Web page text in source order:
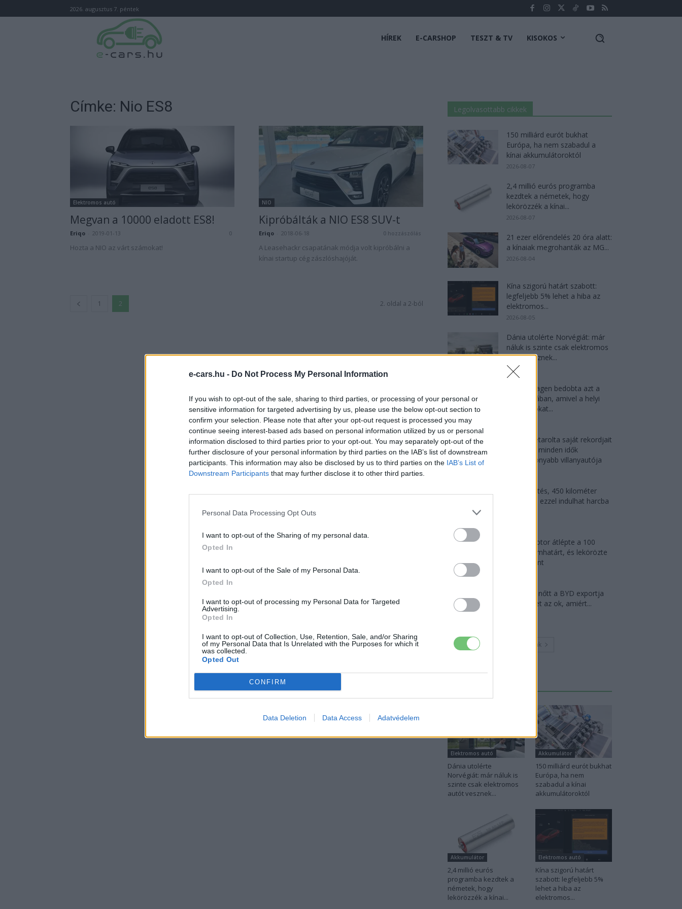
e-cars.hu - Do Not Process My Personal Information
If you wish to opt-out of the sale, sharing to third parties, or processing of your personal or
sensitive information for targeted advertising by us, please use the below opt-out section to
confirm your selection. Please note that after your opt-out request is processed you may
continue seeing interest-based ads based on personal information utilized by us or personal
information disclosed to third parties prior to your opt-out. You may separately opt-out of the
further disclosure of your personal information by third parties on the IAB’s list of downstream
participants. This information may also be disclosed by us to third parties on the IAB’s List of
Downstream Participants that may further disclose it to other third parties.
Personal Data Processing Opt Outs
I want to opt-out of the Sharing of my personal data.
Opted In
I want to opt-out of the Sale of my Personal Data.
Opted In
I want to opt-out of processing my Personal Data for Targeted
Advertising.
Opted In
I want to opt-out of Collection, Use, Retention, Sale, and/or Sharing
of my Personal Data that Is Unrelated with the Purposes for which it
was collected.
Opted Out
CONFIRM
Data Deletion Data Access Adatvédelem
2026. augusztus 7. péntek
HÍREK E-CARSHOP TESZT & TV KISOKOS
Címke: Nio ES8
Elektromos autó
Megvan a 10000 eladott ES8!
Eriqo 2019-01-13 0
Hozta a NIO az várt számokat!
NIO
Kipróbálták a NIO ES8 SUV-t
Eriqo 2018-06-18 0 hozzászólás
A Leasehackr csapatának módja volt kipróbálni a
kínai startup cég zászlóshajóját.
1 2 2. oldal a 2-ból
Legolvasottabb cikkek
150 milliárd eurót bukhat
Európa, ha nem szabadul a
kínai akkumulátoroktól
2026-08-07
2,4 millió eurós programba
kezdtek a németek, hogy
lekörözzék a kínai...
2026-08-07
21 ezer előrendelés 20 óra alatt:
a kínaiak megrohanták az MG...
2026-08-04
Kína szigorú határt szabott:
legfeljebb 5% lehet a hiba az
elektromos...
2026-08-05
Dánia utolérte Norvégiát: már
náluk is szinte csak elektromos
autót vesznek...
2026-08-07
A Volkswagen bedobta azt a
lapot Kínában, amivel a helyi
EV-gyártókat...
Az Audi letarolta saját rekordjait
— készül minden idők
leghatékonyabb villanyautója
9 perc töltés, 450 kilométer
hatótáv – ezzel indulhat harcba
A Leapmotor átlépte a 100
ezres álomhatárt, és lekörözte
a Changant
124%-kal nőtt a BYD exportja
— ez lehet az ok, amiért...
Továbbiak
Elektromos autó
Dánia utolérte
Norvégiát: már náluk is
szinte csak elektromos
autót vesznek...
Akkumulátor
150 milliárd eurót bukhat
Európa, ha nem
szabadul a kínai
akkumulátoroktól
Akkumulátor
2,4 millió eurós
programba kezdtek a
németek, hogy
lekörözzék a kínai...
Elektromos autó
Kína szigorú határt
szabott: legfeljebb 5%
lehet a hiba az
elektromos...